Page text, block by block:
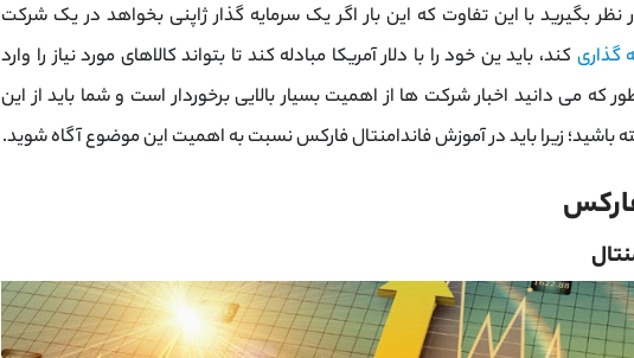
نظر بگیرید با این تفاوت که این بار اگر یک سرمایه گذار ژاپنی بخواهد در یک شرکت
گذاری کند، باید ین خود را با دلار آمریکا مبادله کند تا بتواند کالاهای مورد نیاز را وارد
که می دانید اخبار شرکت ها از اهمیت بسیار بالایی برخوردار است و شما باید از این
باشید؛ زیرا باید در آموزش فاندامنتال فارکس نسبت به اهمیت این موضوع آگاه شوید.